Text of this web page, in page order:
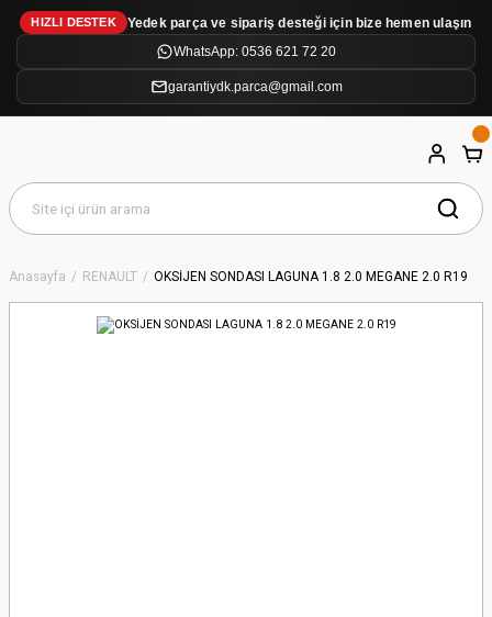
HIZLI DESTEK
Yedek parça ve sipariş desteği için bize hemen ulaşın
WhatsApp: 0536 621 72 20
garantiydk.parca@gmail.com
Anasayfa RENAULT OKSİJEN SONDASI LAGUNA 1.8 2.0 MEGANE 2.0 R19